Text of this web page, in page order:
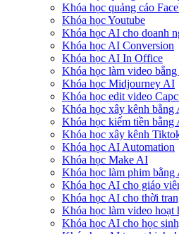
Khóa học quảng cáo
Khóa học Youtube
Khóa học AI cho doanh
Khóa học AI Conversion
Khóa học AI In Office
Khóa học làm video
Khóa học Midjourney AI
Khóa học edit video
Khóa học xây kênh bằng
Khóa học kiếm tiền bằng
Khóa học xây kênh
Khóa học AI Automation
Khóa học Make AI
Khóa học làm phim bằng
Khóa học AI cho giáo
Khóa học AI cho thời
Khóa học làm video hoạt
Khóa học AI cho học